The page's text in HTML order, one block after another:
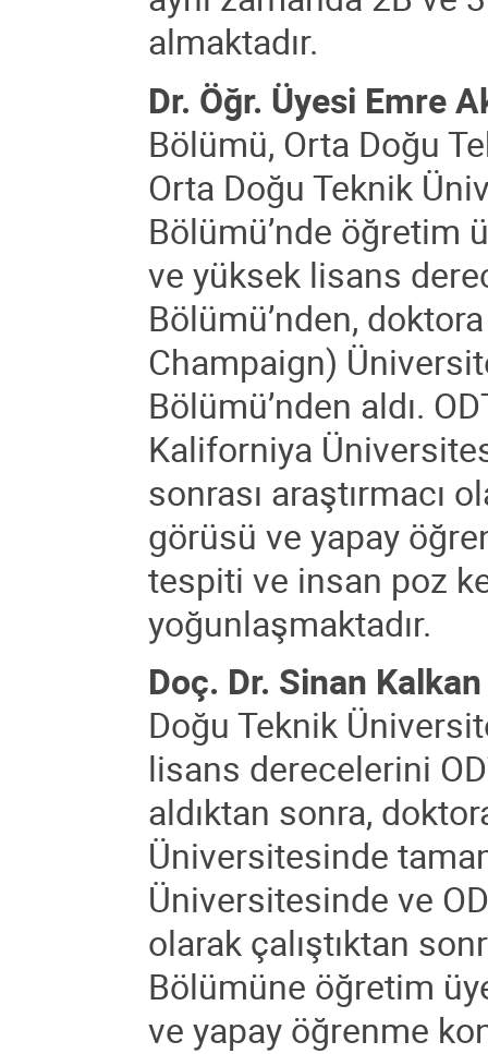
almaktadır.
Dr. Öğr. Üyesi Emre
Bölümü, Orta Doğu
Orta Doğu Teknik
Bölümü’nde öğretim
ve yüksek lisans
Bölümü’nden,
Champaign)
Bölümü’nden aldı.
Kaliforniya
sonrası araştırmacı
görüsü ve yapay
tespiti ve insan poz
yoğunlaşmaktadır.
Doç. Dr. Sinan
Doğu Teknik
lisans derecelerini
aldıktan sonra,
Üniversitesinde
Üniversitesinde ve
olarak çalıştıktan
Bölümüne öğretim
ve yapay öğrenme